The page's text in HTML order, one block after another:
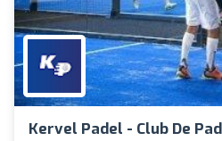
Kervel Padel - Club De